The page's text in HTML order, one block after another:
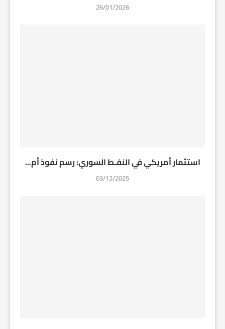
26/01/2026
استثمار أمريكي في النفـط السوري: رسم نفوذ أم...
03/12/2025